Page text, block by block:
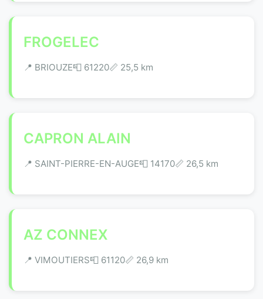
FROGELEC
📍 BRIOUZE📮 61220📏 25,5 km
CAPRON ALAIN
📍 SAINT-PIERRE-EN-AUGE📮 14170📏 26,5 km
AZ CONNEX
📍 VIMOUTIERS📮 61120📏 26,9 km